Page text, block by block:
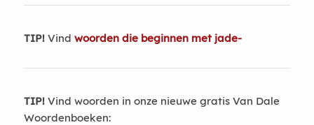
TIP!Vind woorden die beginnen met jade-
TIP!Vind woorden in onze nieuwe gratis Van Dale
Woordenboeken: